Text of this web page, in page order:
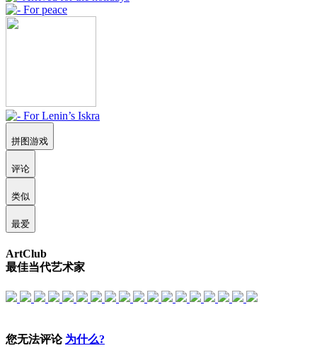
拼图游戏
评论
类似
最爱
ArtClub
最佳当代艺术家
您无法评论 为什么?